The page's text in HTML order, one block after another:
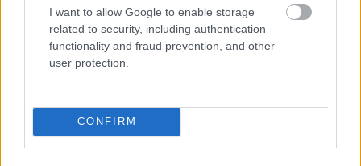
I want to allow Google to enable storage
related to security, including authentication
functionality and fraud prevention, and other
user protection.
CONFIRM
versenyt.